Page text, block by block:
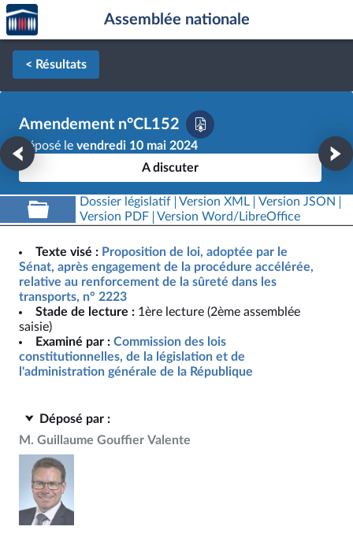
Aller au contenu
Aller en bas de la page
Accèder
à la
page
d'accueil
Assemblée nationale
< Résultats
Amendement n°CL152
Déposé le vendredi 10 mai 2024
A discuter
Dossier législatif Version XML
Version JSON
Version PDF
Version Word/LibreOffice
Texte visé : Proposition de loi, adoptée par le
Sénat, après engagement de la procédure accélérée,
relative au renforcement de la sûreté dans les
transports, n° 2223
Stade de lecture : 1ère lecture (2ème assemblée
saisie)
Examiné par : Commission des lois
constitutionnelles, de la législation et de
l'administration générale de la République
Déposé par :
M. Guillaume Gouffier Valente